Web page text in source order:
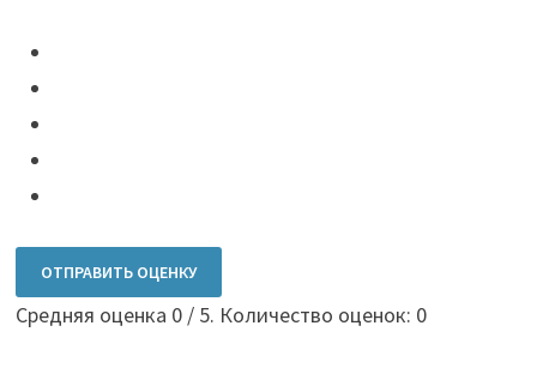
ОТПРАВИТЬ ОЦЕНКУ
Средняя оценка 0/ 5. Количество оценок: 0